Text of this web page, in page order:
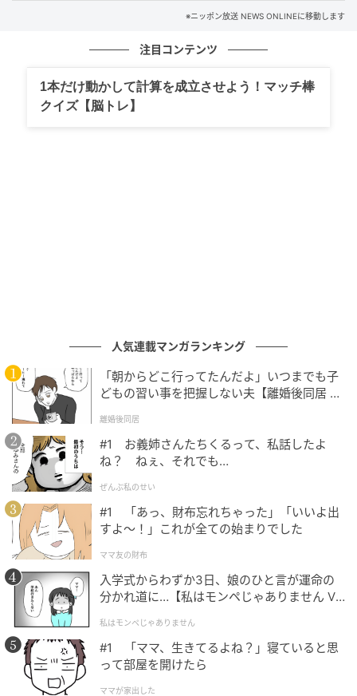
間後まで聴くことができる。
sid=LFR&t=20260417220000
元記事で読む
※ニッポン放送 NEWS ONLINEに移動します
注目コンテンツ
1本だけ動かして計算を成立させよう！マッチ棒
クイズ【脳トレ】
人気連載マンガランキング
「朝からどこ行ってたんだよ」いつまでも子
どもの習い事を把握しない夫【離婚後同居 Vo
離婚後同居
#1 お義姉さんたちくるって、私話したよ
ね？ ねぇ、それでも…
ぜんぶ私のせい
#1 「あっ、財布忘れちゃった」「いいよ出
すよ〜！」これが全ての始まりでした
ママ友の財布
入学式からわずか3日、娘のひと言が運命の
分かれ道に…【私はモンペじゃありません Vo
私はモンペじゃありません
#1 「ママ、生きてるよね？」寝ていると思
って部屋を開けたら
ママが家出した